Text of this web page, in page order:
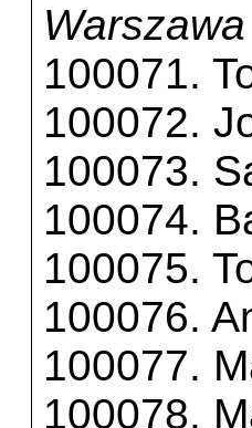
Warszawa
100071.
100072.
100073.
100074.
100075.
100076.
100077.
100078.